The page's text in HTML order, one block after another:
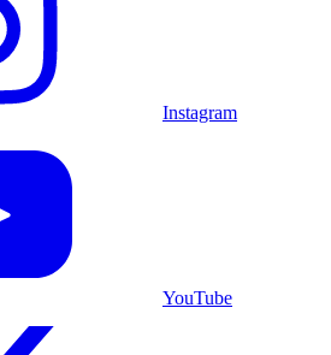
Instagram
YouTube